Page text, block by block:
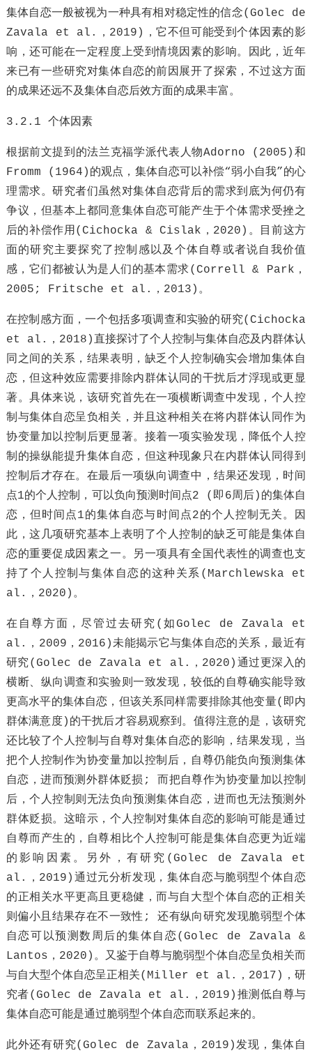
集体自恋一般被视为一种具有相对稳定性的信念(Golec de
Zavala et al.，2019)，它不但可能受到个体因素的影
响，还可能在一定程度上受到情境因素的影响。因此，近年
来已有一些研究对集体自恋的前因展开了探索，不过这方面
的成果还远不及集体自恋后效方面的成果丰富。
3.2.1 个体因素
根据前文提到的法兰克福学派代表人物Adorno (2005)和
Fromm (1964)的观点，集体自恋可以补偿“弱小自我”的心
理需求。研究者们虽然对集体自恋背后的需求到底为何仍有
争议，但基本上都同意集体自恋可能产生于个体需求受挫之
后的补偿作用(Cichocka & Cislak，2020)。目前这方
面的研究主要探究了控制感以及个体自尊或者说自我价值
感，它们都被认为是人们的基本需求(Correll & Park，
2005; Fritsche et al.，2013)。
在控制感方面，一个包括多项调查和实验的研究(Cichocka
et al.，2018)直接探讨了个人控制与集体自恋及内群体认
同之间的关系，结果表明，缺乏个人控制确实会增加集体自
恋，但这种效应需要排除内群体认同的干扰后才浮现或更显
著。具体来说，该研究首先在一项横断调查中发现，个人控
制与集体自恋呈负相关，并且这种相关在将内群体认同作为
协变量加以控制后更显著。接着一项实验发现，降低个人控
制的操纵能提升集体自恋，但这种现象只在内群体认同得到
控制后才存在。在最后一项纵向调查中，结果还发现，时间
点1的个人控制，可以负向预测时间点2 (即6周后)的集体自
恋，但时间点1的集体自恋与时间点2的个人控制无关。因
此，这几项研究基本上表明了个人控制的缺乏可能是集体自
恋的重要促成因素之一。另一项具有全国代表性的调查也支
持了个人控制与集体自恋的这种关系(Marchlewska et
al.，2020)。
在自尊方面，尽管过去研究(如Golec de Zavala et
al.，2009，2016)未能揭示它与集体自恋的关系，最近有
研究(Golec de Zavala et al.，2020)通过更深入的
横断、纵向调查和实验则一致发现，较低的自尊确实能导致
更高水平的集体自恋，但该关系同样需要排除其他变量(即内
群体满意度)的干扰后才容易观察到。值得注意的是，该研究
还比较了个人控制与自尊对集体自恋的影响，结果发现，当
把个人控制作为协变量加以控制后，自尊仍能负向预测集体
自恋，进而预测外群体贬损; 而把自尊作为协变量加以控制
后，个人控制则无法负向预测集体自恋，进而也无法预测外
群体贬损。这暗示，个人控制对集体自恋的影响可能是通过
自尊而产生的，自尊相比个人控制可能是集体自恋更为近端
的影响因素。另外，有研究(Golec de Zavala et
al.，2019)通过元分析发现，集体自恋与脆弱型个体自恋
的正相关水平更高且更稳健，而与自大型个体自恋的正相关
则偏小且结果存在不一致性; 还有纵向研究发现脆弱型个体
自恋可以预测数周后的集体自恋(Golec de Zavala &
Lantos，2020)。又鉴于自尊与脆弱型个体自恋呈负相关而
与自大型个体自恋呈正相关(Miller et al.，2017)，研
究者(Golec de Zavala et al.，2019)推测低自尊与
集体自恋可能是通过脆弱型个体自恋而联系起来的。
此外还有研究(Golec de Zavala，2019)发现，集体自